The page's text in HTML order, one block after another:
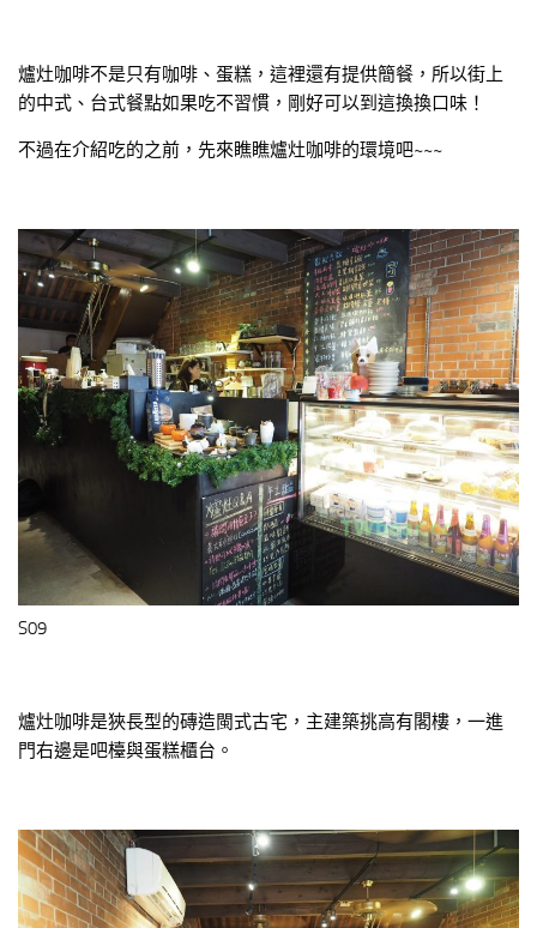
爐灶咖啡不是只有咖啡、蛋糕，這裡還有提供簡餐，所以街上
的中式、台式餐點如果吃不習慣，剛好可以到這換換口味！
不過在介紹吃的之前，先來瞧瞧爐灶咖啡的環境吧~~~
S09
爐灶咖啡是狹長型的磚造閩式古宅，主建築挑高有閣樓，一進
門右邊是吧檯與蛋糕櫃台。